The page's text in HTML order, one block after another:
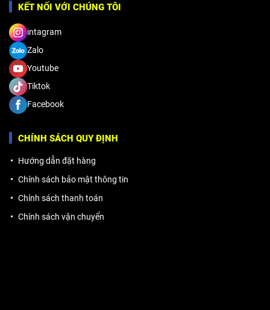
KẾT NỐI VỚI CHÚNG TÔI
intagram
Zalo
Youtube
Tiktok
Facebook
CHÍNH SÁCH QUY ĐỊNH
Hướng dẫn đặt hàng
Chính sách bảo mật thông tin
Chính sách thanh toán
Chính sách vận chuyển